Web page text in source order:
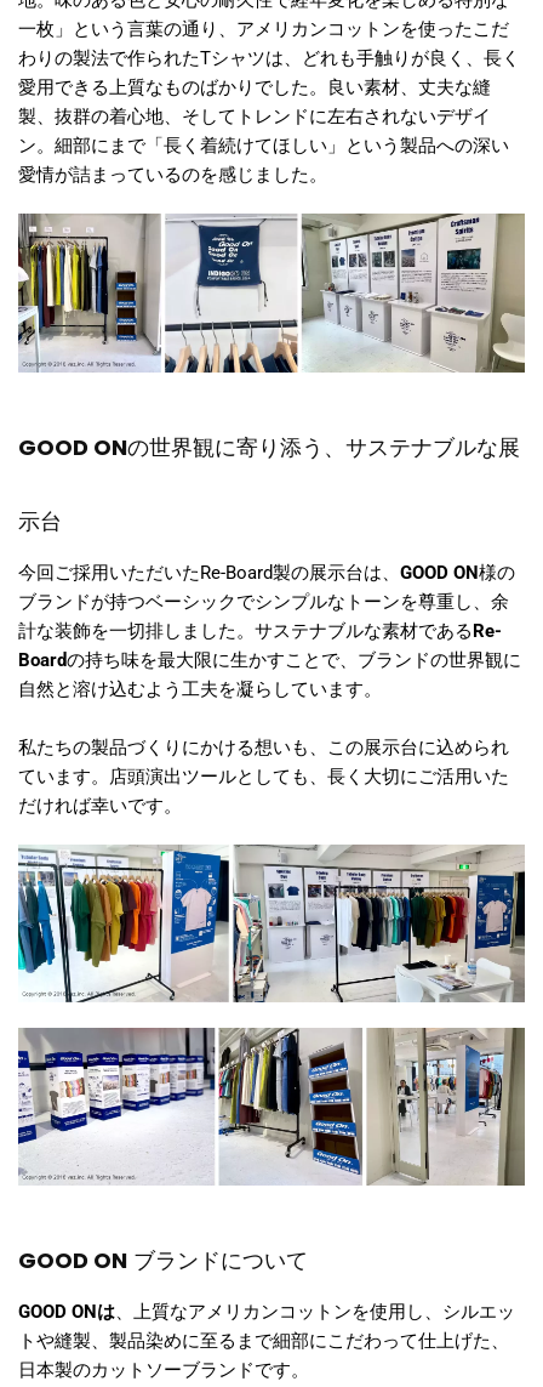
一枚」という言葉の通り、アメリカンコットンを使ったこだ
わりの製法で作られたTシャツは、どれも手触りが良く、長く
愛用できる上質なものばかりでした。良い素材、丈夫な縫
製、抜群の着心地、そしてトレンドに左右されないデザイ
ン。細部にまで「長く着続けてほしい」という製品への深い
愛情が詰まっているのを感じました。
GOOD ONの世界観に寄り添う、サステナブルな展
示台
今回ご採用いただいたRe-Board製の展示台は、 GOOD ON様の
ブランドが持つベーシックでシンプルなトーンを尊重し、余
計な装飾を一切排しました。サステナブルな素材であるRe-
Boardの持ち味を最大限に生かすことで、ブランドの世界観に
自然と溶け込むよう工夫を凝らしています。
私たちの製品づくりにかける想いも、この展示台に込められ
ています。店頭演出ツールとしても、長く大切にご活用いた
だければ幸いです。
GOOD ON ブランドについて
GOOD ONは、上質なアメリカンコットンを使用し、シルエッ
トや縫製、製品染めに至るまで細部にこだわって仕上げた、
日本製のカットソーブランドです。